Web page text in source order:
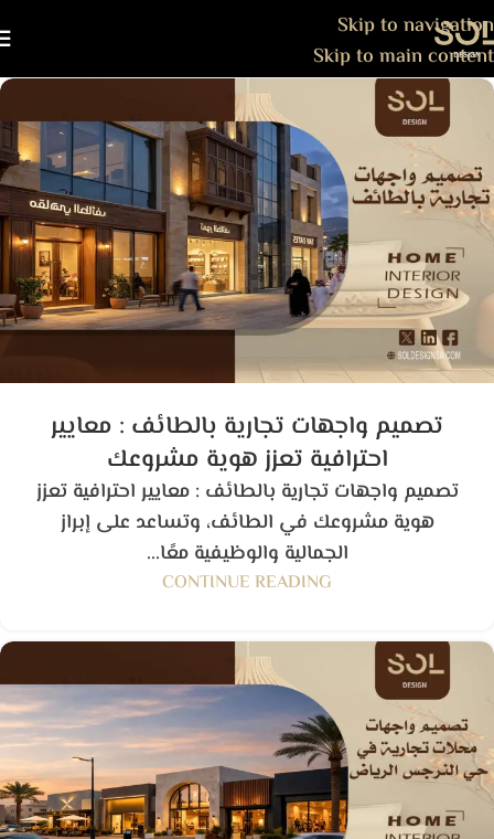
Skip to navigation
Skip to main content
تصميم واجهات تجارية بالطائف : معايير
احترافية تعزز هوية مشروعك
تصميم واجهات تجارية بالطائف : معايير احترافية تعزز
هوية مشروعك في الطائف، وتساعد على إبراز
الجمالية والوظيفية معًا...
CONTINUE READING